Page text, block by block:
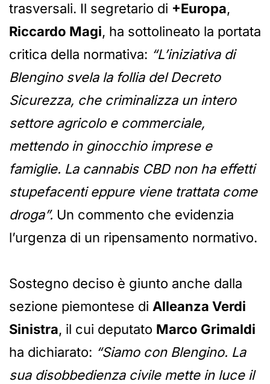
trasversali. Il segretario di +Europa,
Riccardo Magi, ha sottolineato la portata
critica della normativa: “L’iniziativa di
Blengino svela la follia del Decreto
Sicurezza, che criminalizza un intero
settore agricolo e commerciale,
mettendo in ginocchio imprese e
famiglie. La cannabis CBD non ha effetti
stupefacenti eppure viene trattata come
droga”. Un commento che evidenzia
l’urgenza di un ripensamento normativo.
Sostegno deciso è giunto anche dalla
sezione piemontese di Alleanza Verdi
Sinistra, il cui deputato Marco Grimaldi
ha dichiarato: “Siamo con Blengino. La
sua disobbedienza civile mette in luce il